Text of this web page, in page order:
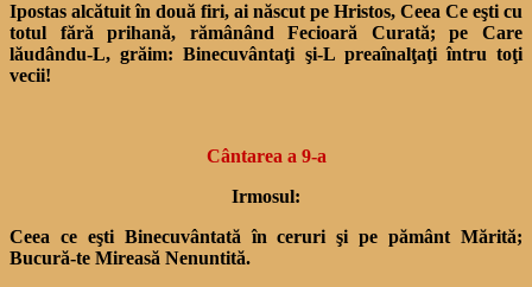
Ipostas alcătuit în două firi, ai născut pe Hristos, Ceea Ce eşti cu
totul fără prihană, ră­mânând Fecioară Curată; pe Care
lăudându-L, grăim: Binecuvântaţi şi-L preaînalţaţi în­tru toţi
vecii!
Cântarea a 9-a
Irmosul:
Ceea ce eşti Binecuvântată în ceruri şi pe pământ Mărită;
Bucură-te Mireasă Nenuntită.